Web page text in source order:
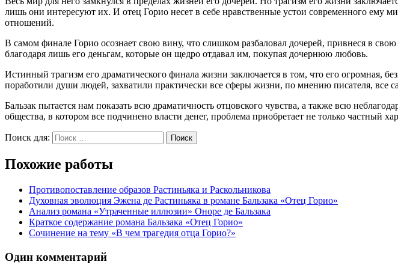
лишь они интересуют их. И отец Горио несет в себе нравственные устои современного ему
отношений.
В самом финале Горио осознает свою вину, что слишком разбаловал дочерей, привнеся в
благодаря лишь его деньгам, которые он щедро отдавал им, покупая дочернюю любовь.
Истинный трагизм его драматического финала жизни заключается в том, что его огромная,
поработили души людей, захватили практически все сферы жизни, по мнению писателя, все
Бальзак пытается нам показать всю драматичность отцовского чувства, а также всю
общества, в котором все подчинено власти денег, проблема приобретает не только частный
Поиск для: Поиск
Похожие работы
Противопоставление образов Растиньяка и Раскольникова
Духовная эволюция Эжена де Растиньяка в романе Бальзака «Отец Горио»
Анализ романа «Утраченные иллюзии» Оноре де Бальзака
Краткое содержание романа Бальзака «Отец Горио»
Сочинение на тему «В чем трагедия отца Горио?»
Один комментарий